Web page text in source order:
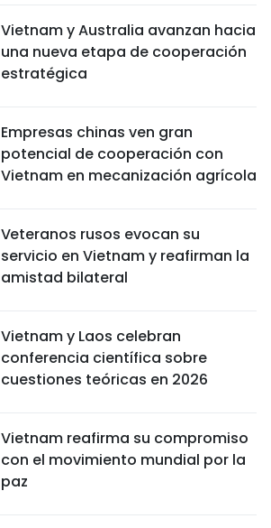
Vietnam y Australia avanzan hacia
una nueva etapa de cooperación
estratégica
Empresas chinas ven gran
potencial de cooperación con
Vietnam en mecanización agrícola
Veteranos rusos evocan su
servicio en Vietnam y reafirman la
amistad bilateral
Vietnam y Laos celebran
conferencia científica sobre
cuestiones teóricas en 2026
Vietnam reafirma su compromiso
con el movimiento mundial por la
paz